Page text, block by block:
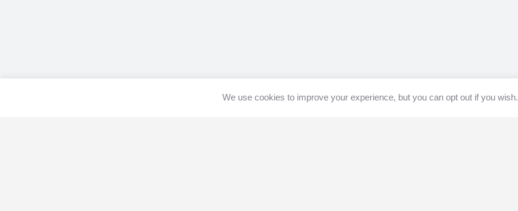
We use cookies to improve your experience, but you can opt out if you wish.